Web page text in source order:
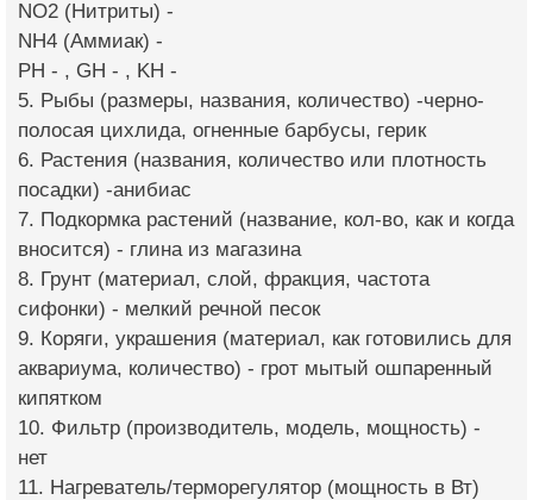
NO2 (Нитриты) -
NH4 (Аммиак) -
PH - , GH - , KH -
5. Рыбы (размеры, названия, количество) -черно-
полосая цихлида, огненные барбусы, герик
6. Растения (названия, количество или плотность
посадки) -анибиас
7. Подкормка растений (название, кол-во, как и когда
вносится) - глина из магазина
8. Грунт (материал, слой, фракция, частота
сифонки) - мелкий речной песок
9. Коряги, украшения (материал, как готовились для
аквариума, количество) - грот мытый ошпаренный
кипятком
10. Фильтр (производитель, модель, мощность) -
нет
11. Нагреватель/терморегулятор (мощность в Вт)